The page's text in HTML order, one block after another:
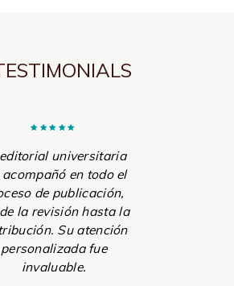
universitaria
acompañó en todo el
de publicación,
la revisión hasta la
Su atención
personalizada fue
invaluable.